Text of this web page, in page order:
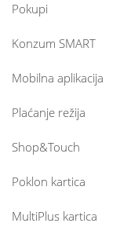
Pokupi
Konzum SMART
Mobilna aplikacija
Plaćanje režija
Shop&Touch
Poklon kartica
MultiPlus kartica